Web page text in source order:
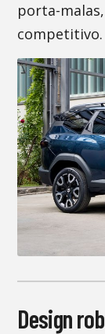
porta-
competitivo.
Design